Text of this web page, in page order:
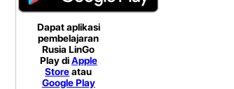
Dapat aplikasi
pembelajaran
Rusia LinGo
Play diApple
Storeatau
Google Play